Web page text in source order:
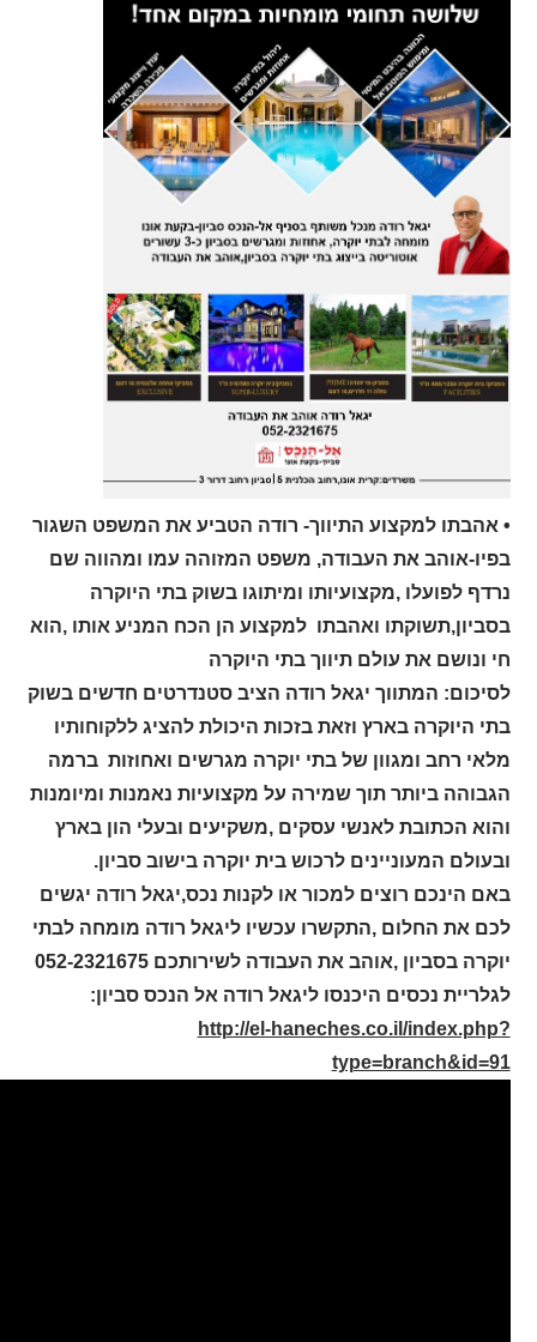
• אהבתו למקצוע התיווך- רודה הטביע את המשפט השגור
בפיו-אוהב את העבודה, משפט המזוהה עמו ומהווה שם
נרדף לפועלו ,מקצועיותו ומיתוגו בשוק בתי היוקרה
בסביון,תשוקתו ואהבתו למקצוע הן הכח המניע אותו ,הוא
חי ונושם את עולם תיווך בתי היוקרה
לסיכום: המתווך יגאל רודה הציב סטנדרטים חדשים בשוק
בתי היוקרה בארץ וזאת בזכות היכולת להציג ללקוחותיו
מלאי רחב ומגוון של בתי יוקרה מגרשים ואחוזות ברמה
הגבוהה ביותר תוך שמירה על מקצועיות נאמנות ומיומנות
והוא הכתובת לאנשי עסקים ,משקיעים ובעלי הון בארץ
ובעולם המעוניינים לרכוש בית יוקרה בישוב סביון.
באם הינכם רוצים למכור או לקנות נכס,יגאל רודה יגשים
לכם את החלום ,התקשרו עכשיו ליגאל רודה מומחה לבתי
יוקרה בסביון ,אוהב את העבודה לשירותכם 052-2321675
לגלריית נכסים היכנסו ליגאל רודה אל הנכס סביון:
http://el-haneches.co.il/index.php?
type=branch&id=91